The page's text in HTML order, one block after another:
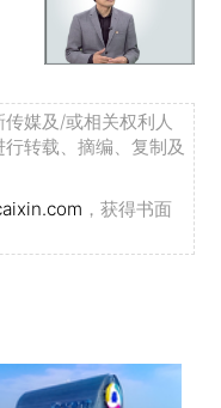
媒及/或相关权利人
转载、摘编、复制及
，获得书面